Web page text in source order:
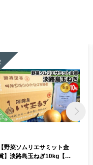
【野菜ソムリエサミット金
】淡路島玉ねぎ10kg【仲